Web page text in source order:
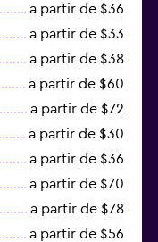
a partir de $36
a partir de $33
a partir de $38
a partir de $60
a partir de $72
a partir de $30
a partir de $36
a partir de $70
a partir de $78
a partir de $56